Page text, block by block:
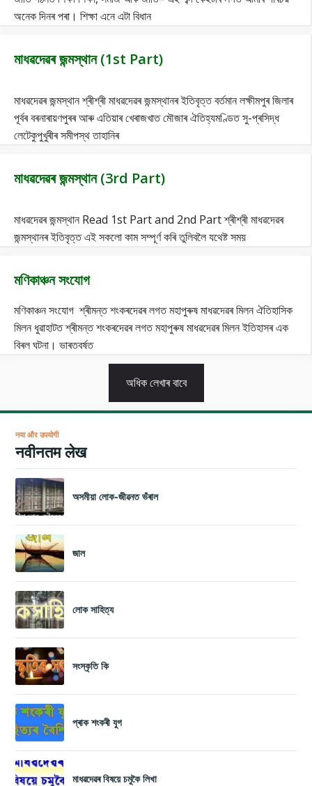
অনেক দিনৰ পৰা। শিক্ষা এনে এটা বিধান
মাধৱদেৱৰ জন্মস্থান (1st Part)
মাধৱদেৱৰ জন্মস্থান শ্ৰীশ্ৰী মাধৱদেৱৰ জন্মস্থানৰ ইতিবৃত্ত বৰ্তমান লক্ষীমপুৰ জিলাৰ
পূৰ্বৰ বৰনাৰায়ণপুৰৰ আৰু এতিয়াৰ খেৰাজখাত মৌজাৰ ঐতিহ্যমণ্ডিত সু-প্ৰসিদ্ধ
লেটেকুপুখুৰীৰ সমীপস্থ তাহানিৰ
মাধৱদেৱৰ জন্মস্থান (3rd Part)
মাধৱদেৱৰ জন্মস্থান Read 1st Part and 2nd Part শ্ৰীশ্ৰী মাধৱদেৱৰ
জন্মস্থানৰ ইতিবৃত্ত এই সকলো কাম সম্পূৰ্ণ কৰি তুলিবলৈ যথেষ্ট সময়
মণিকাঞ্চন সংযোগ
মণিকাঞ্চন সংযোগ শ্ৰীমন্ত শংকৰদেৱৰ লগত মহাপুৰুষ মাধৱদেৱৰ মিলন ঐতিহাসিক
মিলন ধুৱাহাটত শ্ৰীমন্ত শংকৰদেৱৰ লগত মহাপুৰুষ মাধৱদেৱৰ মিলন ইতিহাসৰ এক
বিৰল ঘটনা। ভাৰতবৰ্ষত
অধিক লেখাৰ বাবে
नया और उपयोगी
नवीनतम लेख
অসমীয়া লোক-জীৱনত ভঁৰাল
জাল
লোক সাহিত্য
সংস্কৃতি কি
প্ৰাক শংকৰী যুগ
মাধৱদেৱৰ বিষয়ে চমুকৈ লিখা